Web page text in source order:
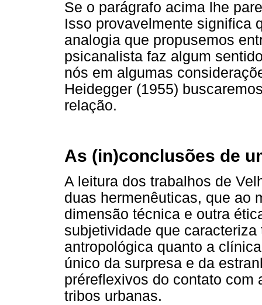
Se o parágrafo acima lhe
Isso provavelmente significa
analogia que propusemos
psicanalista faz algum
nós em algumas
Heidegger (1955)
relação.
As (in)conclusões de
A leitura dos trabalhos de
duas hermenêuticas, que ao
dimensão técnica e outra
subjetividade que
antropológica quanto a
único da surpresa e da
préreflexivos do contato com
tribos urbanas.